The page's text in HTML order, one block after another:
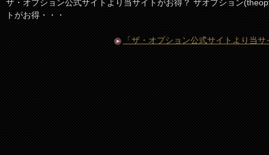
ザ・オプション公式サイトより当サイトがお得？ ザオプション
トがお得・・・
「ザ・オプション公式サイトより当